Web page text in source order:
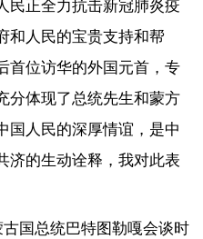
民正全力抗击新冠肺炎疫
和人民的宝贵支持和帮
首位访华的外国元首，专
分体现了总统先生和蒙方
国人民的深厚情谊，是中
济的生动诠释，我对此表
古国总统巴特图勒嘎会谈时